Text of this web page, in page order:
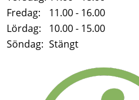
Fredag:
11.00 - 16.00
Lördag:
10.00 - 15.00
Söndag: Stängt